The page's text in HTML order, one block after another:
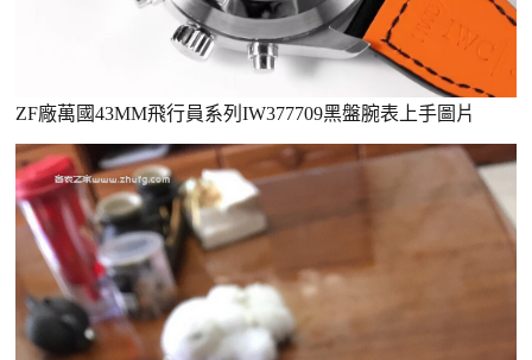
ZF廠萬國43MM飛行員系列IW377709黑盤腕表上手圖片